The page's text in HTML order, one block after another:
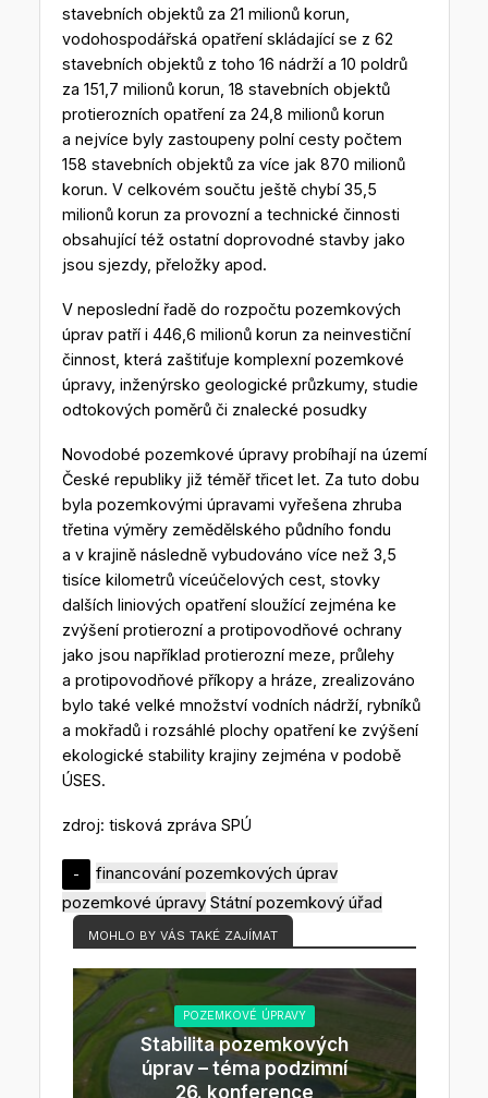
stavebních objektů za 21 milionů korun,
vodohospodářská opatření skládající se z 62
stavebních objektů z toho 16 nádrží a 10 poldrů
za 151,7 milionů korun, 18 stavebních objektů
protierozních opatření za 24,8 milionů korun
a nejvíce byly zastoupeny polní cesty počtem
158 stavebních objektů za více jak 870 milionů
korun. V celkovém součtu ještě chybí 35,5
milionů korun za provozní a technické činnosti
obsahující též ostatní doprovodné stavby jako
jsou sjezdy, přeložky apod.
V neposlední řadě do rozpočtu pozemkových
úprav patří i 446,6 milionů korun za neinvestiční
činnost, která zaštiťuje komplexní pozemkové
úpravy, inženýrsko geologické průzkumy, studie
odtokových poměrů či znalecké posudky
Novodobé pozemkové úpravy probíhají na území
České republiky již téměř třicet let. Za tuto dobu
byla pozemkovými úpravami vyřešena zhruba
třetina výměry zemědělského půdního fondu
a v krajině následně vybudováno více než 3,5
tisíce kilometrů víceúčelových cest, stovky
dalších liniových opatření sloužící zejména ke
zvýšení protierozní a protipovodňové ochrany
jako jsou například protierozní meze, průlehy
a protipovodňové příkopy a hráze, zrealizováno
bylo také velké množství vodních nádrží, rybníků
a mokřadů i rozsáhlé plochy opatření ke zvýšení
ekologické stability krajiny zejména v podobě
ÚSES.
zdroj: tisková zpráva SPÚ
-
financování pozemkových úprav
pozemkové úpravy Státní pozemkový úřad
MOHLO BY VÁS TAKÉ ZAJÍMAT
POZEMKOVÉ ÚPRAVY
Stabilita pozemkových
úprav – téma podzimní
26. konference